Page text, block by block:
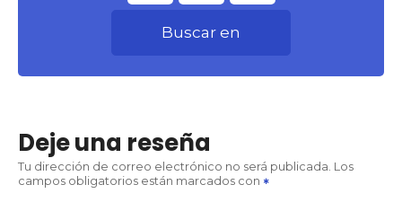
Buscar en
Deje una reseña
Tu dirección de correo electrónico no será publicada. Los
campos obligatorios están marcados con